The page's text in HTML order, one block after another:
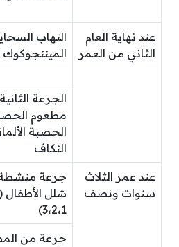
عند نهاية العام
الثاني من العمر
التهاب
الميننجوكوك
الجرعة
مطعوم
الحصبة
النكاف
عند عمر الثلاث
سنوات ونصف
جرعة
شلل
3،2،1)
جرعة من